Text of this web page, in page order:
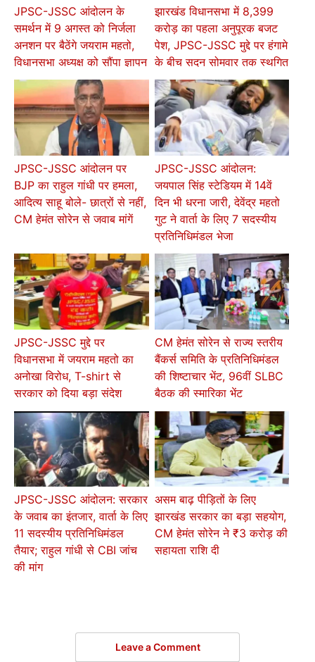
JPSC-JSSC आंदोलन के
समर्थन में 9 अगस्त को निर्जला
अनशन पर बैठेंगे जयराम महतो,
विधानसभा अध्यक्ष को सौंपा ज्ञापन
झारखंड विधानसभा में 8,399
करोड़ का पहला अनुपूरक बजट
पेश, JPSC-JSSC मुद्दे पर हंगामे
के बीच सदन सोमवार तक स्थगित
JPSC-JSSC आंदोलन पर
BJP का राहुल गांधी पर हमला,
आदित्य साहू बोले- छात्रों से नहीं,
CM हेमंत सोरेन से जवाब मांगें
JPSC-JSSC आंदोलन:
जयपाल सिंह स्टेडियम में 14वें
दिन भी धरना जारी, देवेंद्र महतो
गुट ने वार्ता के लिए 7 सदस्यीय
प्रतिनिधिमंडल भेजा
JPSC-JSSC मुद्दे पर
विधानसभा में जयराम महतो का
अनोखा विरोध, T-shirt से
सरकार को दिया बड़ा संदेश
CM हेमंत सोरेन से राज्य स्तरीय
बैंकर्स समिति के प्रतिनिधिमंडल
की शिष्टाचार भेंट, 96वीं SLBC
बैठक की स्मारिका भेंट
JPSC-JSSC आंदोलन: सरकार
के जवाब का इंतजार, वार्ता के लिए
11 सदस्यीय प्रतिनिधिमंडल
तैयार; राहुल गांधी से CBI जांच
की मांग
असम बाढ़ पीड़ितों के लिए
झारखंड सरकार का बड़ा सहयोग,
CM हेमंत सोरेन ने ₹3 करोड़ की
सहायता राशि दी
Leave a Comment